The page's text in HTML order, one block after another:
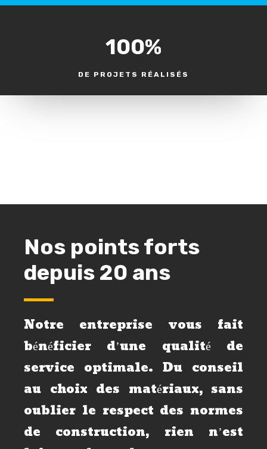
100%
DE PROJETS RÉALISÉS
Nos points forts
depuis 20 ans
Notre entreprise vous fait
bénéficier d’une qualité de
service optimale. Du conseil
au choix des matériaux, sans
oublier le respect des normes
de construction, rien n’est